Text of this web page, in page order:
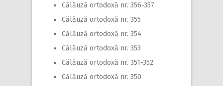
Călăuză ortodoxă nr. 356-357
Călăuză ortodoxă nr. 355
Călăuză ortodoxă nr. 354
Călăuză ortodoxă nr. 353
Călăuză ortodoxă nr. 351-352
Călăuză ortodoxă nr. 350